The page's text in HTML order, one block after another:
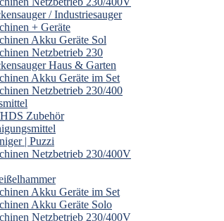
/ Industriesauger
+ Geräte
Akku Geräte Sol
Netzbetrieb 230
Haus & Garten
Akku Geräte im Set
Netzbetrieb 230/400
Zubehör
| Puzzi
Netzbetrieb 230/400V
Akku Geräte im Set
Akku Geräte Solo
Netzbetrieb 230/400V